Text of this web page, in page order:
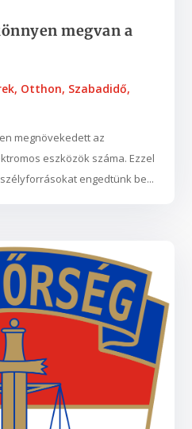
megvan a
, Otthon, Szabadidő,
megnövekedett az
eszközök száma. Ezzel
engedtünk be...